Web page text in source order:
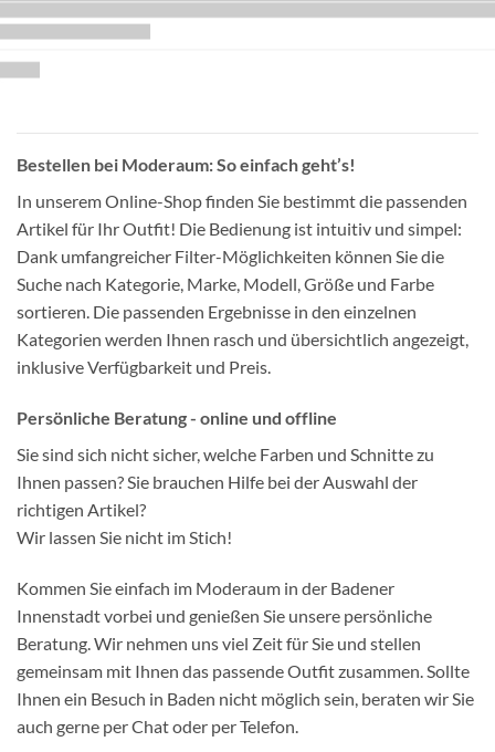
Bestellen bei Moderaum: So einfach geht’s!
In unserem Online-Shop finden Sie bestimmt die passenden
Artikel für Ihr Outfit! Die Bedienung ist intuitiv und simpel:
Dank umfangreicher Filter-Möglichkeiten können Sie die
Suche nach Kategorie, Marke, Modell, Größe und Farbe
sortieren. Die passenden Ergebnisse in den einzelnen
Kategorien werden Ihnen rasch und übersichtlich angezeigt,
inklusive Verfügbarkeit und Preis.
Persönliche Beratung - online und offline
Sie sind sich nicht sicher, welche Farben und Schnitte zu
Ihnen passen? Sie brauchen Hilfe bei der Auswahl der
richtigen Artikel?
Wir lassen Sie nicht im Stich!
Kommen Sie einfach im Moderaum in der Badener
Innenstadt vorbei und genießen Sie unsere persönliche
Beratung. Wir nehmen uns viel Zeit für Sie und stellen
gemeinsam mit Ihnen das passende Outfit zusammen. Sollte
Ihnen ein Besuch in Baden nicht möglich sein, beraten wir Sie
auch gerne per Chat oder per Telefon.